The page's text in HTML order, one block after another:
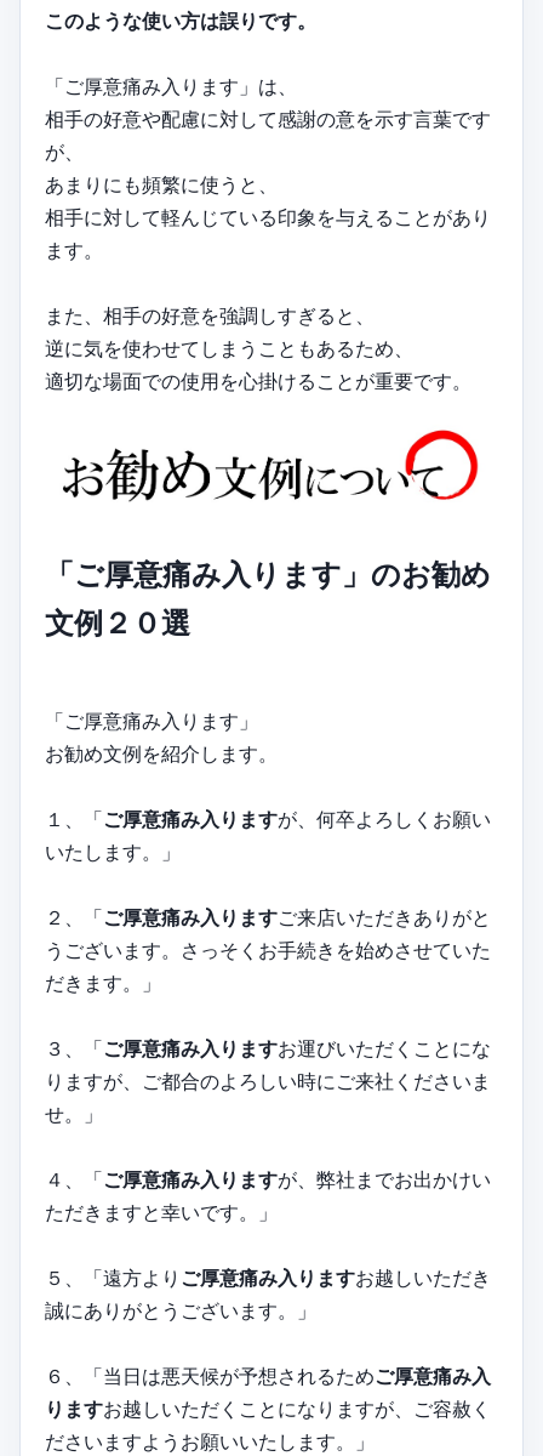
このような使い方は誤りです。
「ご厚意痛み入ります」は、
相手の好意や配慮に対して感謝の意を示す言葉です
が、
あまりにも頻繁に使うと、
相手に対して軽んじている印象を与えることがあり
ます。
また、相手の好意を強調しすぎると、
逆に気を使わせてしまうこともあるため、
適切な場面での使用を心掛けることが重要です。
「ご厚意痛み入ります」のお勧め
文例２０選
「ご厚意痛み入ります」
お勧め文例を紹介します。
１、「ご厚意痛み入りますが、何卒よろしくお願い
いたします。」
２、「ご厚意痛み入りますご来店いただきありがと
うございます。さっそくお手続きを始めさせていた
だきます。」
３、「ご厚意痛み入りますお運びいただくことにな
りますが、ご都合のよろしい時にご来社くださいま
せ。」
４、「ご厚意痛み入りますが、弊社までお出かけい
ただきますと幸いです。」
５、「遠方より ご厚意痛み入りますお越しいただき
誠にありがとうございます。」
６、「当日は悪天候が予想されるためご厚意痛み入
りますお越しいただくことになりますが、ご容赦く
ださいますようお願いいたします。」